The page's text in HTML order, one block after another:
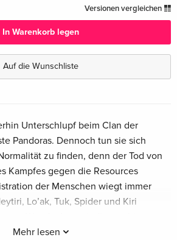
EUR 39,49
4K Ultra HD + 2
EUR 68,49
EUR 76,49
4K Ultra HD + 2
EUR 57,99
Versionen vergleichen
In Warenkorb legen
Auf die Wunschliste
Mehr lesen
Unterschlupf beim Clan der
Pandoras. Dennoch tun sie sich
zu finden, denn der Tod von
Kampfes gegen die Resources
der Menschen wiegt immer
Lo’ak, Tuk, Spider und Kiri
entscheiden die Sullys, dass